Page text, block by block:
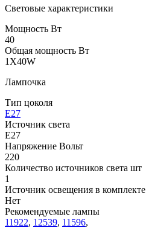
Световые характеристики
Мощность Вт
40
Общая мощность Вт
1X40W
Лампочка
Тип цоколя
E27
Источник света
E27
Напряжение Вольт
220
Количество источников света шт
1
Источник освещения в комплекте
Нет
Рекомендуемые лампы
11922, 12539, 11596,